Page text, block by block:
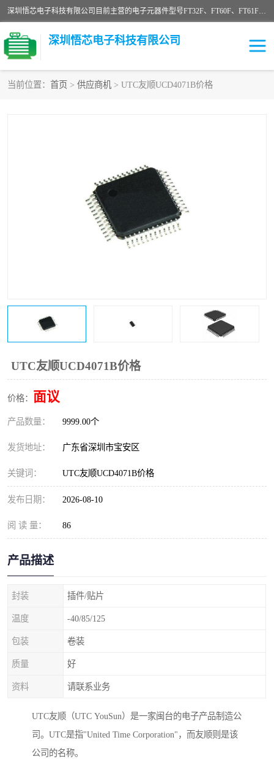
深圳悟芯电子科技有限公司目前主营的电子元器件型号FT32F、FT60F、FT61F、FT62F、FT64F、FT61FC、MCU EEPROM MOS LDO 稳压管 触摸IC DC-DC AC-DC 协议IC等，广泛应用于LED射灯、LED日光灯、等诸多领域。
深圳悟芯电子科技有限公司
当前位置： 首页 > 供应商机 > UTC友顺UCD4071B价格
UTC友顺UCD4071B价格
价格： 面议
产品数量： 9999.00个
发货地址： 广东省深圳市宝安区
关键词： UTC友顺UCD4071B价格
发布日期： 2026-08-10
阅 读 量： 86
产品描述
封装 插件/贴片
温度 -40/85/125
包装 卷装
质量 好
资料 请联系业务
UTC友顺（UTC YouSun）是一家闽台的电子产品制造公
司。UTC是指"United Time Corporation"，而友顺则是该
公司的名称。
FT32F
FT61F
FT64F
FT61F022
FT61F021